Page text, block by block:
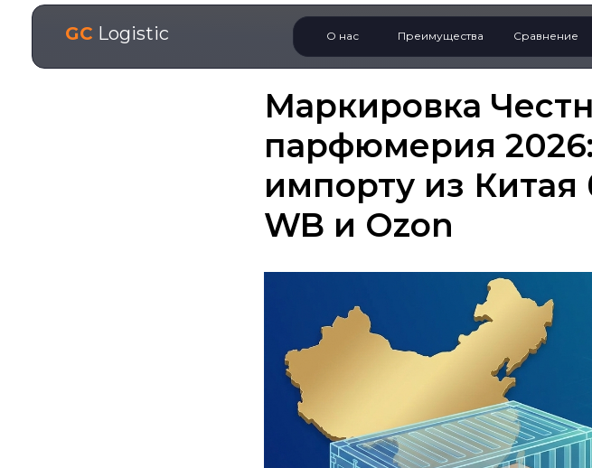
GC Logistic О нас Преимущества Сравнение
Маркировка
парфюмерия
импорту из Китая
WB и Ozon